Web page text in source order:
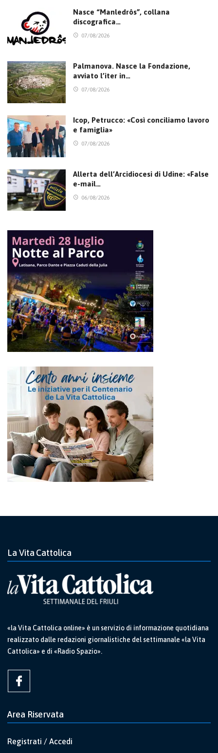
Nasce “Manledrôs”, collana
discografica…
07/08/2026
Palmanova. Nasce la Fondazione,
avviato l’iter in…
07/08/2026
Icop, Petrucco: «Così conciliamo lavoro
e famiglia»
07/08/2026
Allerta dell’Arcidiocesi di Udine: «False
e-mail…
06/08/2026
La Vita Cattolica
«la Vita Cattolica online» è un servizio di informazione quotidiana
realizzato dalle redazioni giornalistiche del settimanale «la Vita
Cattolica» e di «Radio Spazio».
Area Riservata
Registrati / Accedi